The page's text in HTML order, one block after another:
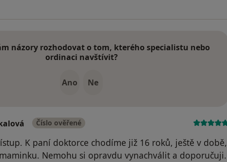
názory rozhodovat o tom, kterého specialistu nebo
ordinaci navštívit?
Ano Ne
Číslo ověřené
K paní doktorce chodíme již 16 roků, ještě v době,
Nemohu si opravdu vynachválit a doporučuji.